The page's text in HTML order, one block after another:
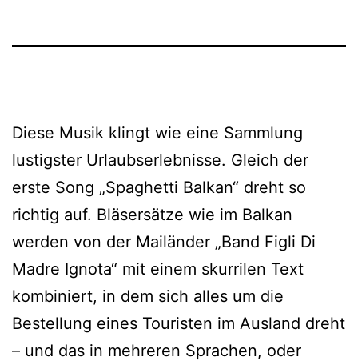
Diese Musik klingt wie eine Sammlung
lustigster Urlaubserlebnisse. Gleich der
erste Song „Spaghetti Balkan“ dreht so
richtig auf. Bläsersätze wie im Balkan
werden von der Mailänder „Band Figli Di
Madre Ignota“ mit einem skurrilen Text
kombiniert, in dem sich alles um die
Bestellung eines Touristen im Ausland dreht
– und das in mehreren Sprachen, oder